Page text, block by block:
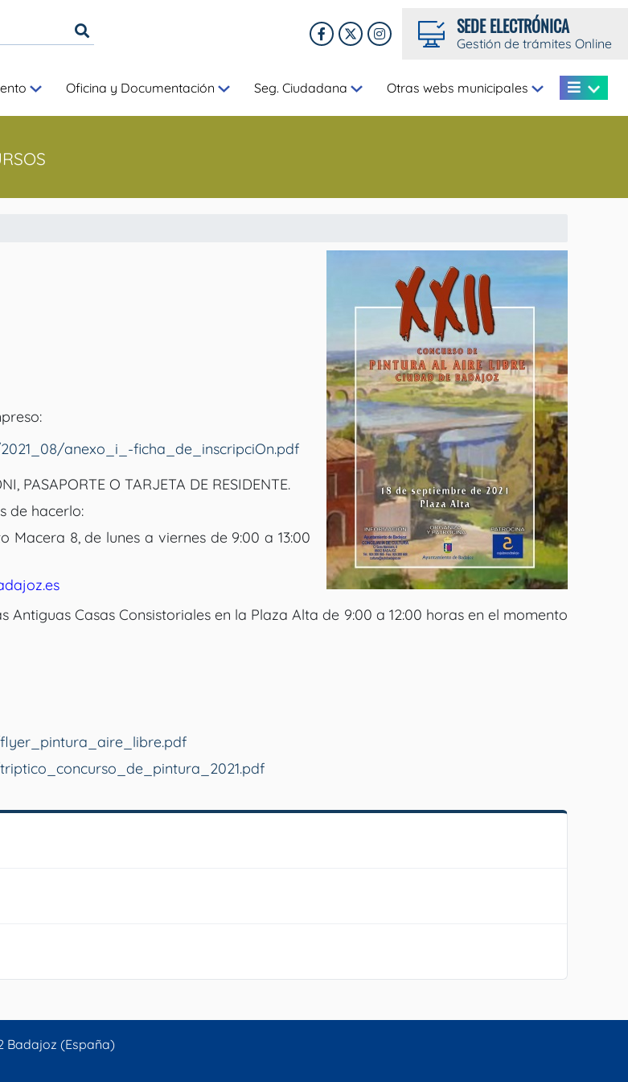
SEDE ELECTRÓNICA
Gestión de trámites Online
Oficina y Documentación Seg. Ciudadana Otras webs municipales
anexo_i_-ficha_de_inscripciOn.pdf
PASAPORTE O TARJETA DE RESIDENTE.
de hacerlo:
8, de lunes a viernes de 9:00 a 13:00
Casas Consistoriales en la Plaza Alta de 9:00 a 12:00 horas en el momento
Badajoz (España)